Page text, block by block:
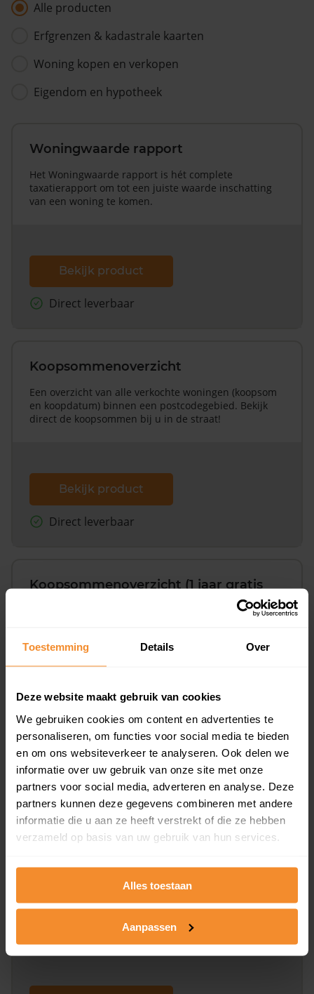
Toestemming Details Over
Deze website maakt gebruik van cookies
We gebruiken cookies om content en advertenties te
personaliseren, om functies voor social media te bieden
en om ons websiteverkeer te analyseren. Ook delen we
informatie over uw gebruik van onze site met onze
partners voor social media, adverteren en analyse. Deze
partners kunnen deze gegevens combineren met andere
informatie die u aan ze heeft verstrekt of die ze hebben
verzameld op basis van uw gebruik van hun services.
Alles toestaan
Aanpassen
Alle producten
Erfgrenzen & kadastrale kaarten
Woning kopen en verkopen
Eigendom en hypotheek
Woningwaarde rapport
Het Woningwaarde rapport is hét complete
taxatierapport om tot een juiste waarde inschatting
van een woning te komen.
Bekijk product
Direct leverbaar
Koopsommenoverzicht
Een overzicht van alle verkochte woningen (koopsom
en koopdatum) binnen een postcodegebied. Bekijk
direct de koopsommen bij u in de straat!
Bekijk product
Direct leverbaar
Koopsommenoverzicht (1 jaar gratis
Een overzicht van alle verkochte woningen (koopsom
en koopdatum) binnen een postcodegebied. Dit
Bekijk product
Direct leverbaar
Een uitgebreid overzicht van het perceel en
dit inclusief de luchtfoto!